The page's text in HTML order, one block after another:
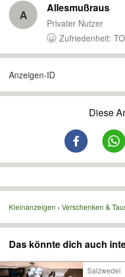
A Allesmußraus
Privater Nutzer
Zufriedenheit:
Anzeigen-ID
Diese
Kleinanzeigen Verschenken &
Das könnte dich auch
Salzwedel